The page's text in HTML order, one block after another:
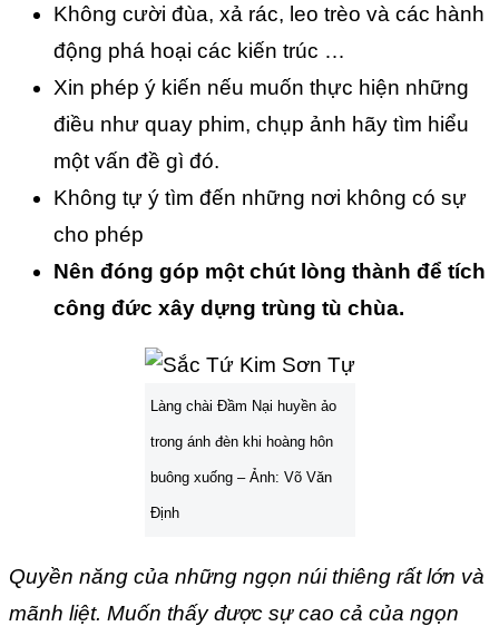
Không cười đùa, xả rác, leo trèo và các hành
động phá hoại các kiến trúc …
Xin phép ý kiến nếu muốn thực hiện những
điều như quay phim, chụp ảnh hãy tìm hiểu
một vấn đề gì đó.
Không tự ý tìm đến những nơi không có sự
cho phép
Nên đóng góp một chút lòng thành để tích
công đức xây dựng trùng tù chùa.
Làng chài Đầm Nại huyền ảo
trong ánh đèn khi hoàng hôn
buông xuống – Ảnh: Võ Văn
Định
Quyền năng của những ngọn núi thiêng rất lớn và
mãnh liệt. Muốn thấy được sự cao cả của ngọn